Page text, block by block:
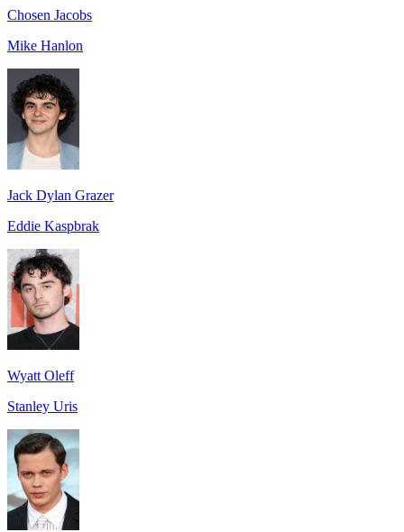
Chosen Jacobs
Mike Hanlon
Jack Dylan Grazer
Eddie Kaspbrak
Wyatt Oleff
Stanley Uris